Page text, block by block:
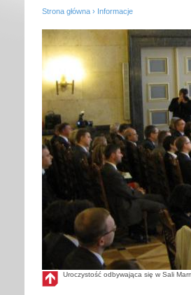
Strona główna › Informacje
Uroczystość odbywająca się w Sali